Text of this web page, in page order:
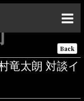
Back
竜太朗 対談イ